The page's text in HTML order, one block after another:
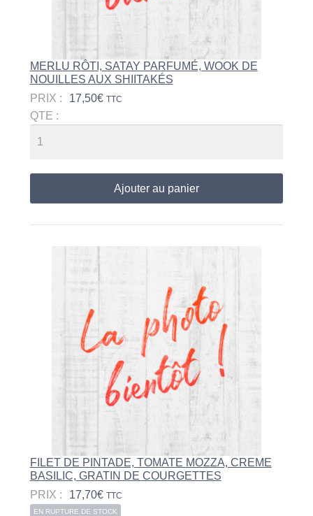
MERLU RÔTI, SATAY PARFUMÉ, WOOK DE
NOUILLES AUX SHIITAKÉS
PRIX :
17,50€ TTC
QTE :
Ajouter au panier
FILET DE PINTADE, TOMATE MOZZA, CREME
BASILIC, GRATIN DE COURGETTES
PRIX :
17,70€ TTC
EN RUPTURE DE STOCK